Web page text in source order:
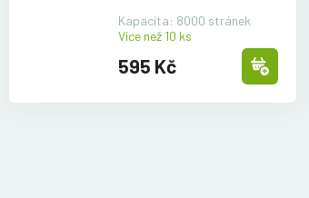
Kapacita: 8000 stránek
Více než 10 ks
595 Kč